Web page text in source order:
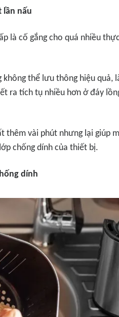
lần nấu
là cố gắng cho quá nhiều
thể lưu thông hiệu quả,
ra tích tụ nhiều hơn ở đáy
thêm vài phút nhưng lại giúp
chống dính của thiết bị.
dính